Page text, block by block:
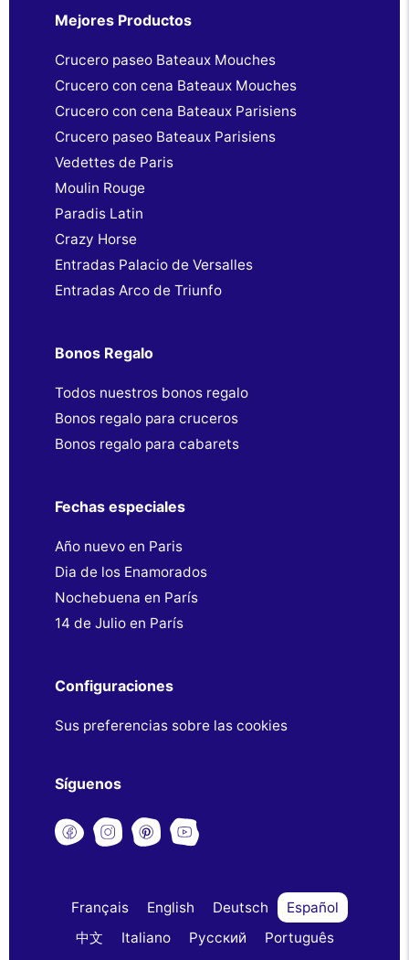
Mejores Productos
Crucero paseo Bateaux Mouches
Crucero con cena Bateaux Mouches
Crucero con cena Bateaux Parisiens
Crucero paseo Bateaux Parisiens
Vedettes de Paris
Moulin Rouge
Paradis Latin
Crazy Horse
Entradas Palacio de Versalles
Entradas Arco de Triunfo
Bonos Regalo
Todos nuestros bonos regalo
Bonos regalo para cruceros
Bonos regalo para cabarets
Fechas especiales
Año nuevo en Paris
Dia de los Enamorados
Nochebuena en París
14 de Julio en París
Configuraciones
Sus preferencias sobre las cookies
Síguenos
Français English Deutsch
Español
中文
Italiano Русский
Português